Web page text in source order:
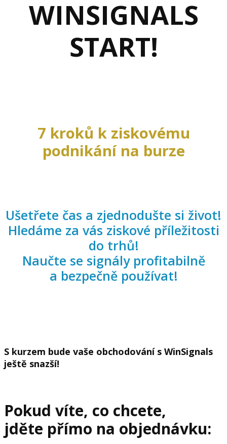
WINSIGNALS
START!
7 kroků k ziskovému
podnikání na burze
Ušetřete čas a zjednodušte si život!
Hledáme za vás ziskové příležitosti
do trhů!
Naučte se signály profitabilně
a bezpečně používat!
S kurzem bude vaše obchodování s WinSignals
ještě snazší!
Pokud víte, co chcete,
jděte přímo na objednávku: